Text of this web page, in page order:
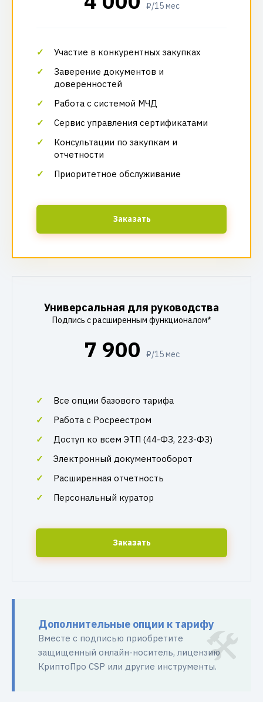
₽/15 мес
Участие в конкурентных закупках
Заверение документов и
доверенностей
Работа с системой МЧД
Сервис управления сертификатами
Консультации по закупкам и
отчетности
Приоритетное обслуживание
Заказать
Универсальная для руководства
Подпись с расширенным функционалом*
7 900 ₽/15 мес
Все опции базового тарифа
Работа с Росреестром
Доступ ко всем ЭТП (44-ФЗ, 223-ФЗ)
Электронный документооборот
Расширенная отчетность
Персональный куратор
Заказать
Дополнительные опции к тарифу
Вместе с подписью приобретите
защищенный онлайн-носитель, лицензию
КриптоПро CSP или другие инструменты.